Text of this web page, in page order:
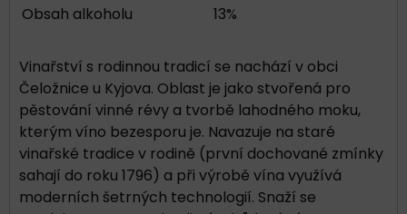
Obsah alkoholu
13%
Vinařství s rodinnou tradicí se nachází v obci
Čeložnice u Kyjova. Oblast je jako stvořená pro
pěstování vinné révy a tvorbě lahodného moku,
kterým víno bezesporu je. Navazuje na staré
vinařské tradice v rodině (první dochované zmínky
sahají do roku 1796) a při výrobě vína využívá
moderních šetrných technologií. Snaží se